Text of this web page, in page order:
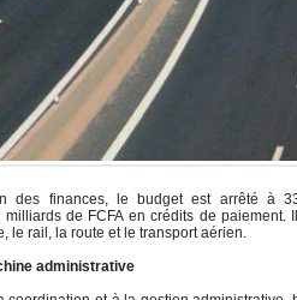
des finances, le budget est arrêté à
de FCFA en crédits de paiement.
le rail, la route et le transport aérien.
administrative